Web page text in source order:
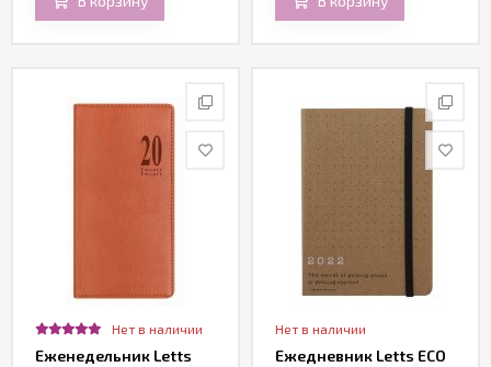
Нет в наличии
Еженедельник Letts
Нет в наличии
Ежедневник Letts ECO